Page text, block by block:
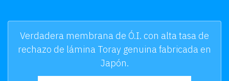
Verdadera membrana de Ó.I. con alta tasa de
rechazo de lámina Toray genuina fabricada en
Japón.